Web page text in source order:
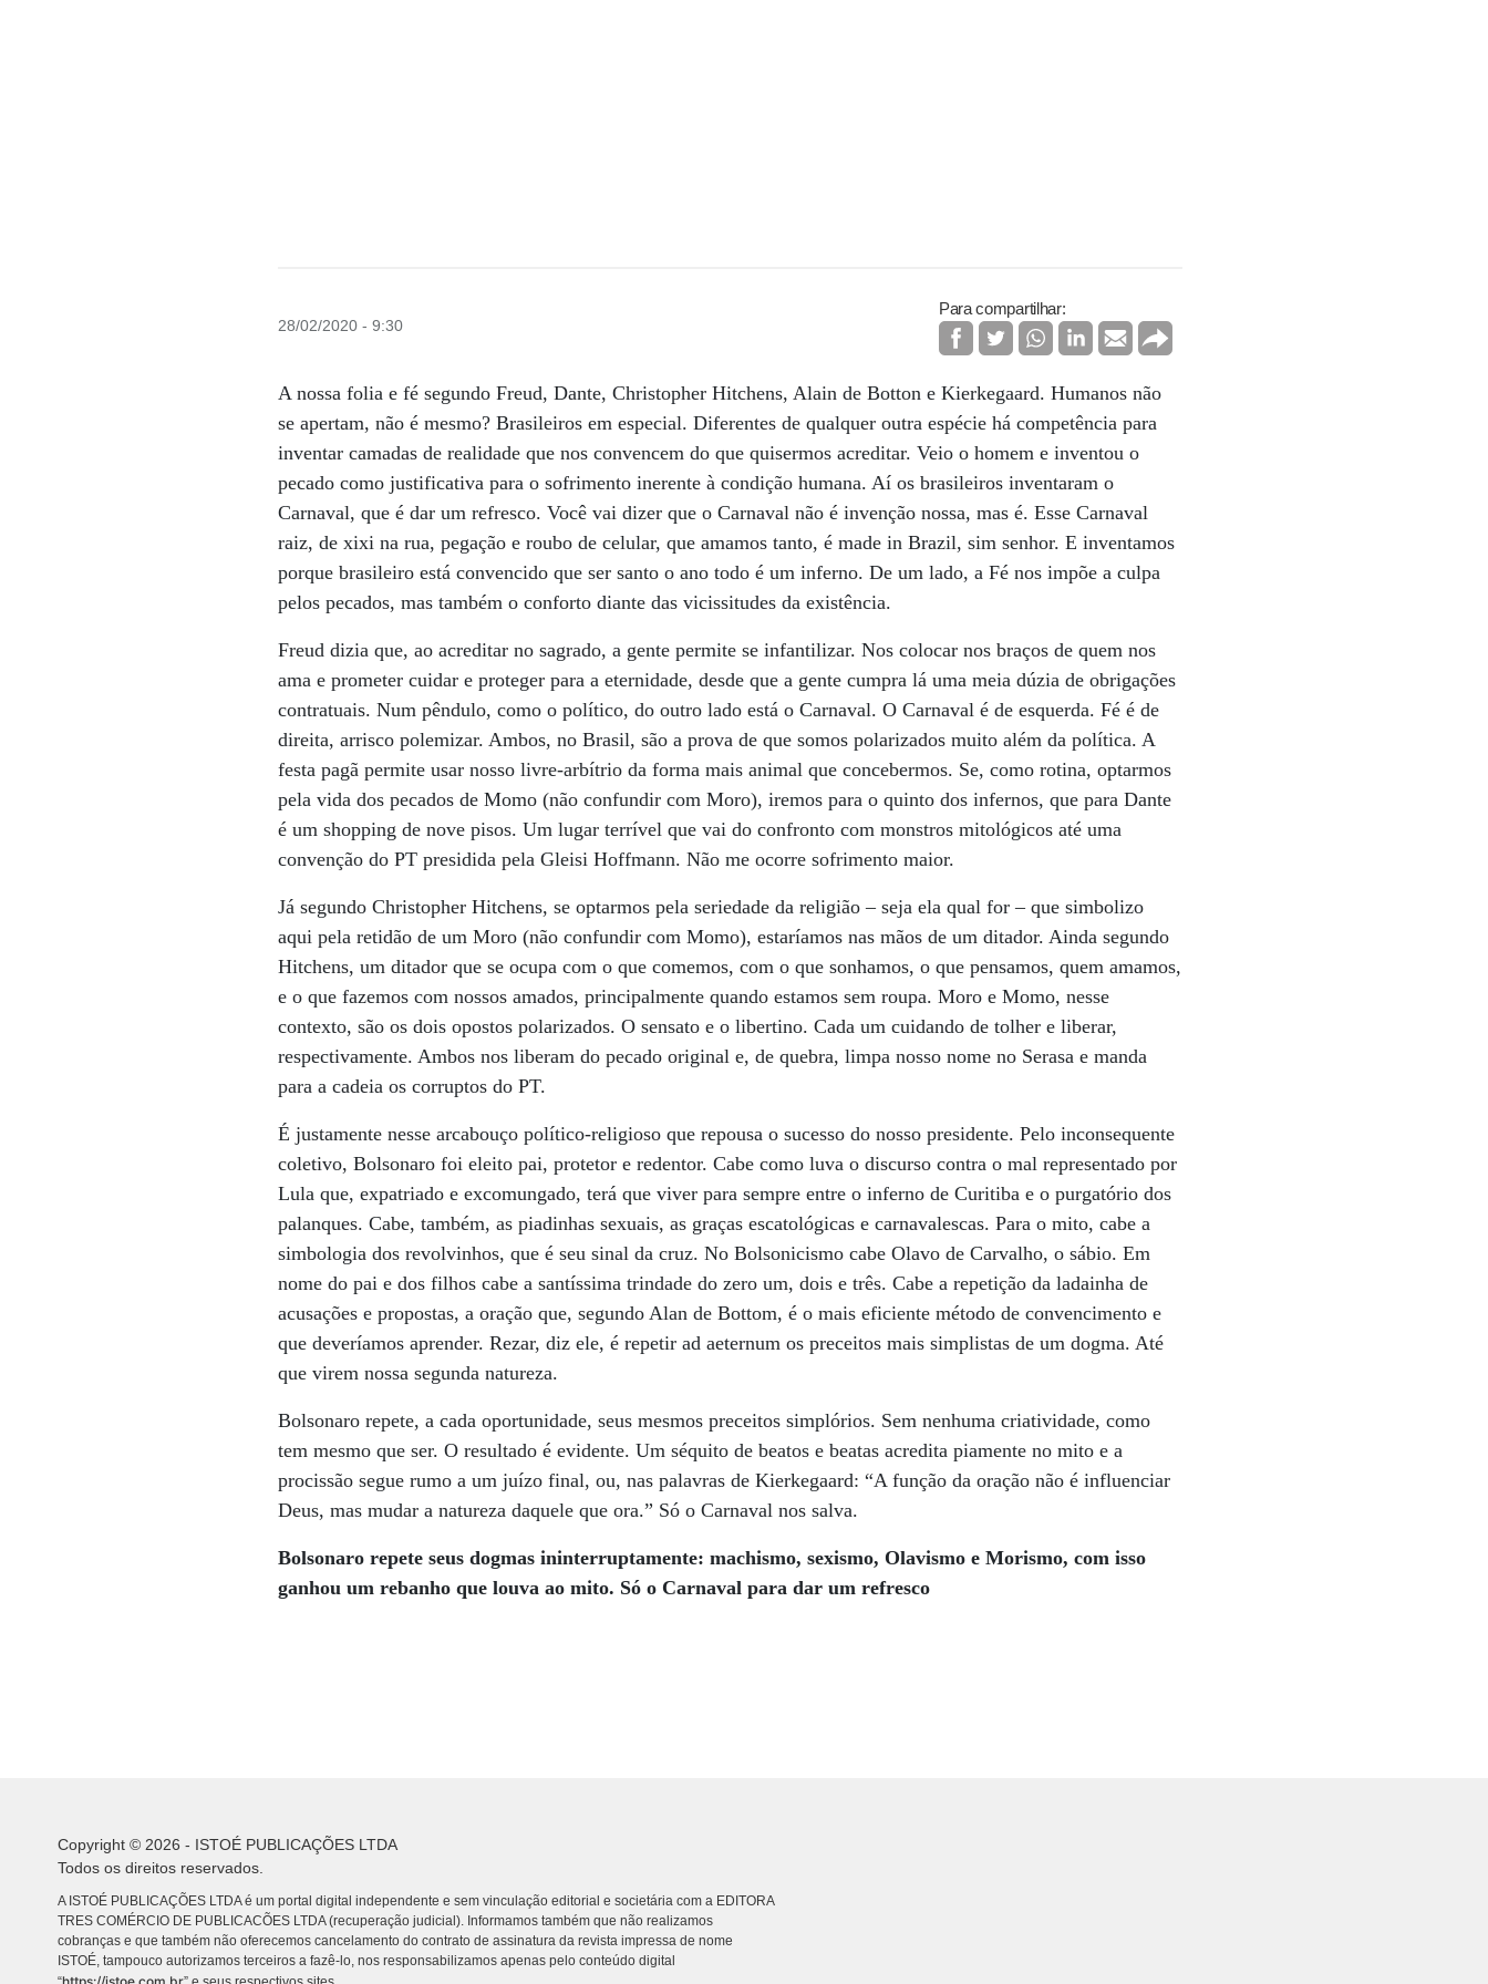
28/02/2020 - 9:30
Para compartilhar:
A nossa folia e fé segundo Freud, Dante, Christopher Hitchens, Alain de Botton e Kierkegaard. Humanos não
se apertam, não é mesmo? Brasileiros em especial. Diferentes de qualquer outra espécie há competência para
inventar camadas de realidade que nos convencem do que quisermos acreditar. Veio o homem e inventou o
pecado como justificativa para o sofrimento inerente à condição humana. Aí os brasileiros inventaram o
Carnaval, que é dar um refresco. Você vai dizer que o Carnaval não é invenção nossa, mas é. Esse Carnaval
raiz, de xixi na rua, pegação e roubo de celular, que amamos tanto, é made in Brazil, sim senhor. E inventamos
porque brasileiro está convencido que ser santo o ano todo é um inferno. De um lado, a Fé nos impõe a culpa
pelos pecados, mas também o conforto diante das vicissitudes da existência.
Freud dizia que, ao acreditar no sagrado, a gente permite se infantilizar. Nos colocar nos braços de quem nos
ama e prometer cuidar e proteger para a eternidade, desde que a gente cumpra lá uma meia dúzia de obrigações
contratuais. Num pêndulo, como o político, do outro lado está o Carnaval. O Carnaval é de esquerda. Fé é de
direita, arrisco polemizar. Ambos, no Brasil, são a prova de que somos polarizados muito além da política. A
festa pagã permite usar nosso livre-arbítrio da forma mais animal que concebermos. Se, como rotina, optarmos
pela vida dos pecados de Momo (não confundir com Moro), iremos para o quinto dos infernos, que para Dante
é um shopping de nove pisos. Um lugar terrível que vai do confronto com monstros mitológicos até uma
convenção do PT presidida pela Gleisi Hoffmann. Não me ocorre sofrimento maior.
Já segundo Christopher Hitchens, se optarmos pela seriedade da religião – seja ela qual for – que simbolizo
aqui pela retidão de um Moro (não confundir com Momo), estaríamos nas mãos de um ditador. Ainda segundo
Hitchens, um ditador que se ocupa com o que comemos, com o que sonhamos, o que pensamos, quem amamos,
e o que fazemos com nossos amados, principalmente quando estamos sem roupa. Moro e Momo, nesse
contexto, são os dois opostos polarizados. O sensato e o libertino. Cada um cuidando de tolher e liberar,
respectivamente. Ambos nos liberam do pecado original e, de quebra, limpa nosso nome no Serasa e manda
para a cadeia os corruptos do PT.
É justamente nesse arcabouço político-religioso que repousa o sucesso do nosso presidente. Pelo inconsequente
coletivo, Bolsonaro foi eleito pai, protetor e redentor. Cabe como luva o discurso contra o mal representado por
Lula que, expatriado e excomungado, terá que viver para sempre entre o inferno de Curitiba e o purgatório dos
palanques. Cabe, também, as piadinhas sexuais, as graças escatológicas e carnavalescas. Para o mito, cabe a
simbologia dos revolvinhos, que é seu sinal da cruz. No Bolsonicismo cabe Olavo de Carvalho, o sábio. Em
nome do pai e dos filhos cabe a santíssima trindade do zero um, dois e três. Cabe a repetição da ladainha de
acusações e propostas, a oração que, segundo Alan de Bottom, é o mais eficiente método de convencimento e
que deveríamos aprender. Rezar, diz ele, é repetir ad aeternum os preceitos mais simplistas de um dogma. Até
que virem nossa segunda natureza.
Bolsonaro repete, a cada oportunidade, seus mesmos preceitos simplórios. Sem nenhuma criatividade, como
tem mesmo que ser. O resultado é evidente. Um séquito de beatos e beatas acredita piamente no mito e a
procissão segue rumo a um juízo final, ou, nas palavras de Kierkegaard: “A função da oração não é influenciar
Deus, mas mudar a natureza daquele que ora.” Só o Carnaval nos salva.
Bolsonaro repete seus dogmas ininterruptamente: machismo, sexismo, Olavismo e Morismo, com isso
ganhouum rebanho que louva ao mito. Só o Carnaval para dar um refresco
Copyright © 2026 - ISTOÉ PUBLICAÇÕES LTDA
Todos os direitos reservados.
A ISTOÉ PUBLICAÇÕES LTDA é um portal digital independente e sem vinculação editorial e societária com a EDITORA
TRES COMÉRCIO DE PUBLICACÕES LTDA (recuperação judicial). Informamos também que não realizamos
cobranças e que também não oferecemos cancelamento do contrato de assinatura da revista impressa de nome
ISTOÉ, tampouco autorizamos terceiros a fazê-lo, nos responsabilizamos apenas pelo conteúdo digital